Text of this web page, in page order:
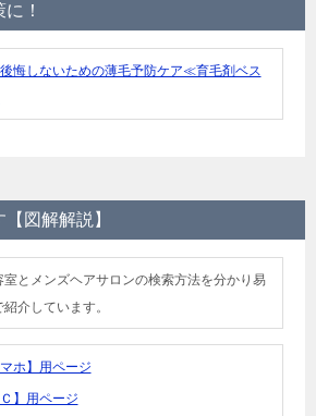
！
悔しないための薄毛予防ケア≪育毛剤ベス
図解解説】
とメンズヘアサロンの検索方法を分かり易
紹介しています。
マホ】用ページ
Ｃ】用ページ